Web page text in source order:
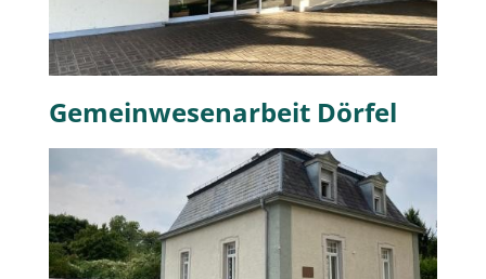
Gemeinwesenarbeit Dörfel